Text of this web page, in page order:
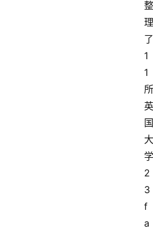
整
理
了
1
1
所
英
国
大
学
2
3
f
a